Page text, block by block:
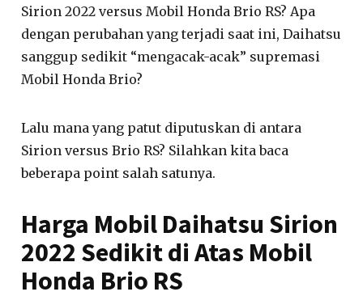
Sirion 2022 versus Mobil Honda Brio RS? Apa
dengan perubahan yang terjadi saat ini, Daihatsu
sanggup sedikit “mengacak-acak” supremasi
Mobil Honda Brio?
Lalu mana yang patut diputuskan di antara
Sirion versus Brio RS? Silahkan kita baca
beberapa point salah satunya.
Harga Mobil Daihatsu Sirion
2022 Sedikit di Atas Mobil
Honda Brio RS